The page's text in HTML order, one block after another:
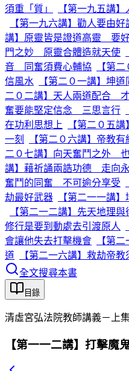
須重「質」
【第一九五講
【第一九六講】勸人要由
講】原靈皆是證道高靈 要
門之妙 原靈合體造就天使
音 同奮須費心輔協
【第
信風水
【第二０一講】坤
二０二講】天人兩道配合
奮要能堅定信念 三思言行
在功利思想上
【第二０五
一刻
【第二０六講】帝教
二０七講】向天奮鬥之外
講】藉祈誦兩誥功德 走向
奮鬥的同奮 不可逾分享受
劫最好武器
【第二一一講
【第二一二講】先天地理
修行是要到動處去引渡原人
會讓他失去打擊機會
【第
道
【第二一六講】救劫帝
全文搜尋本書
目錄
清虛宮弘法院教師講義－上
【第一一二講】打擊魔